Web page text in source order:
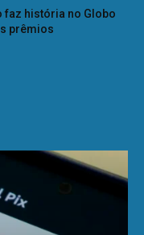
faz história no Globo
prêmios